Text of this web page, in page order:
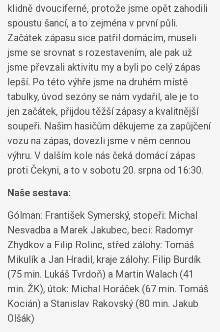
klidně dvouciferné, protože jsme opět zahodili
spoustu šancí, a to zejména v první půli.
Začátek zápasu sice patřil domácím, museli
jsme se srovnat s rozestavením, ale pak už
jsme převzali aktivitu my a byli po celý zápas
lepší. Po této výhře jsme na druhém místě
tabulky, úvod sezóny se nám vydařil, ale je to
jen začátek, přijdou těžší zápasy a kvalitnější
soupeři. Našim hasičům děkujeme za zapůjčení
vozu na zápas, dovezli jsme v něm cennou
výhru. V dalším kole nás čeká domácí zápas
proti Čekyni, a to v sobotu 20. srpna od 16:30.
Naše sestava:
Gólman: František Symerský, stopeři: Michal
Nesvadba a Marek Jakubec, beci: Radomyr
Zhydkov a Filip Rolinc, střed zálohy: Tomáš
Mikulík a Jan Hradil, kraje zálohy: Filip Burdík
(75 min. Lukáš Tvrdoň) a Martin Walach (41
min. ŽK), útok: Michal Horáček (67 min. Tomáš
Kocián) a Stanislav Rakovský (80 min. Jakub
Olšák)